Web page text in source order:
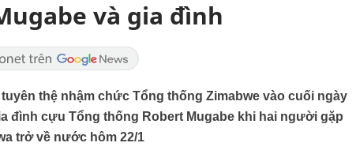
và gia đình
thệ nhậm chức Tổng thống Zimabwe vào cuối ngày
đình cựu Tổng thống Robert Mugabe khi hai người gặp
trở về nước hôm 22/1